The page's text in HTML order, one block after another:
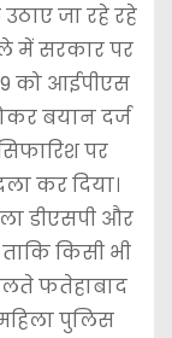
जा रहे रहे
में सरकार पर
को आईपीएस
बयान दर्ज
पर
कर दिया।
डीएसपी और
किसी भी
फतेहाबाद
पुलिस